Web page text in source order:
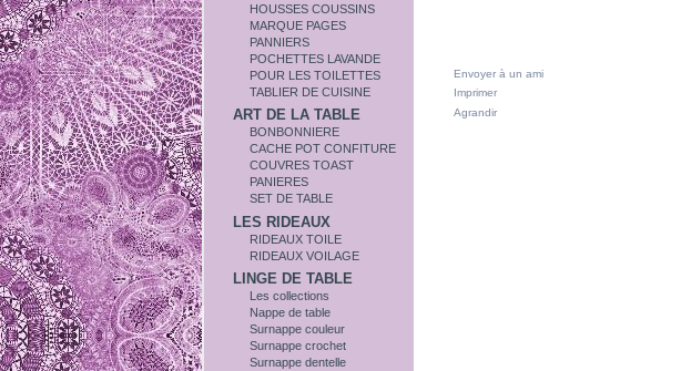
HOUSSES COUSSINS
MARQUE PAGES
PANNIERS
POCHETTES LAVANDE
POUR LES TOILETTES
TABLIER DE CUISINE
ART DE LA TABLE
BONBONNIERE
CACHE POT CONFITURE
COUVRES TOAST
PANIERES
SET DE TABLE
LES RIDEAUX
RIDEAUX TOILE
RIDEAUX VOILAGE
LINGE DE TABLE
Les collections
Nappe de table
Surnappe couleur
Surnappe crochet
Surnappe dentelle
Envoyer à un ami
Imprimer
Agrandir